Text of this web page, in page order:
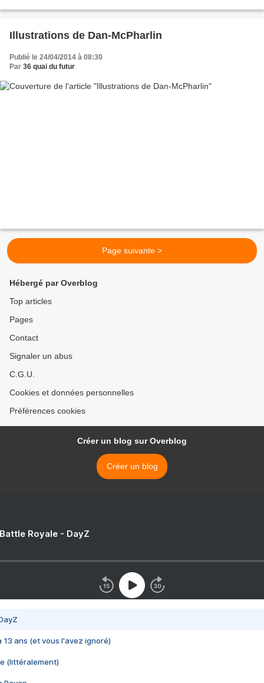
Illustrations de Dan-McPharlin
Publié le 24/04/2014 à 08:30
Par 36 quai du futur
Page suivante >
Hébergé par Overblog
Top articles
Pages
Contact
Signaler un abus
C.G.U.
Cookies et données personnelles
Préférences cookies
Créer un blog sur Overblog
Créer un blog
Royale - DayZ
13 ans (et vous l'avez ignoré)
(littéralement)